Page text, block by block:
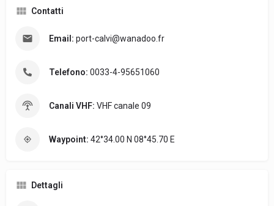
Contatti
Email: port-calvi@wanadoo.fr
Telefono: 0033-4-95651060
Canali VHF: VHF canale 09
Waypoint: 42°34.00 N 08°45.70 E
Dettagli